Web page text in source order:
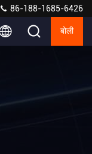
86-188-1685-6426
बोली